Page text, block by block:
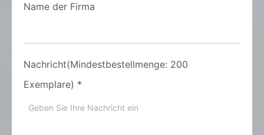
Name der Firma
Nachricht(Mindestbestellmenge: 200
Exemplare) *